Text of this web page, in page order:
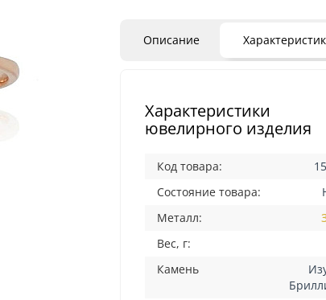
Описание
Характеристики
ювелирного изделия
Код товара:
Состояние товара:
Металл:
Вес, г:
Камень